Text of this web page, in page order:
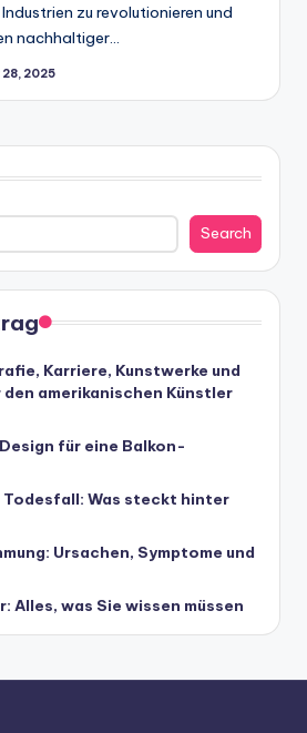
zu revolutionieren und
nachhaltiger…
28, 2025
Search
Karriere, Kunstwerke und
den amerikanischen Künstler
für eine Balkon-
Was steckt hinter
Ursachen, Symptome und
Alles, was Sie wissen müssen